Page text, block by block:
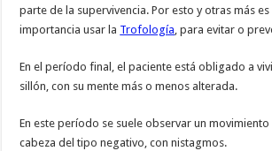
parte de la supervivencia. Por esto y otras más es
importancia usar la Trofología , para evitar o
En el período final, el paciente está obligado a
sillón, con su mente más o menos alterada.
En este período se suele observar un
cabeza del tipo negativo, con nistagmos.